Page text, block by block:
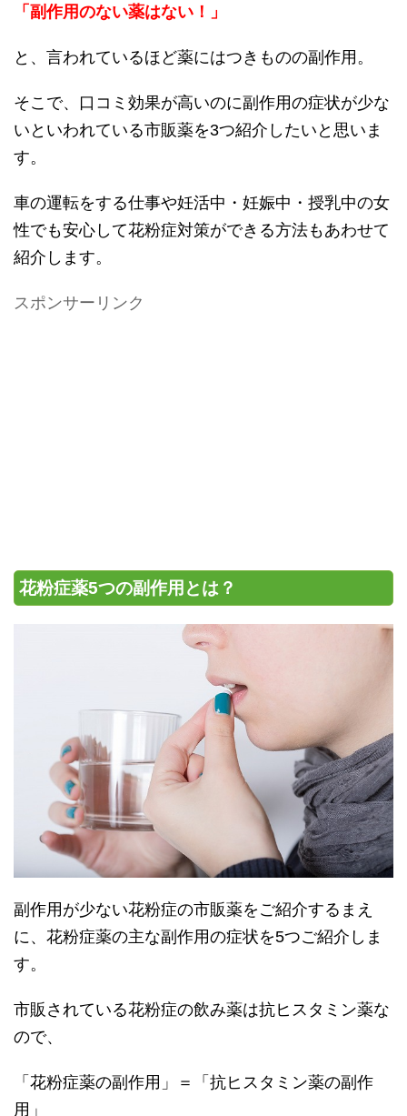
「副作用のない薬はない！」
と、言われているほど薬にはつきものの副作用。
そこで、口コミ効果が高いのに副作用の症状が少な
いといわれている市販薬を3つ紹介したいと思いま
す。
車の運転をする仕事や妊活中・妊娠中・授乳中の女
性でも安心して花粉症対策ができる方法もあわせて
紹介します。
スポンサーリンク
花粉症薬5つの副作用とは？
副作用が少ない花粉症の市販薬をご紹介するまえ
に、花粉症薬の主な副作用の症状を5つご紹介しま
す。
市販されている花粉症の飲み薬は抗ヒスタミン薬な
ので、
「花粉症薬の副作用」＝「抗ヒスタミン薬の副作
用」